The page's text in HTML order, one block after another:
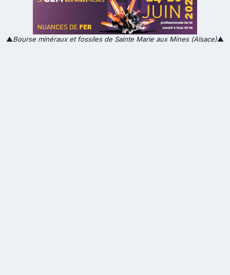
▲Bourse minéraux et fossiles de Sainte Marie aux Mines (Alsace)▲